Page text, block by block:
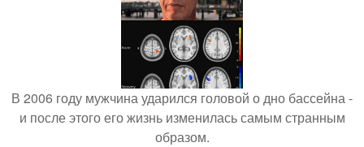
В 2006 году мужчина ударился головой о дно бассейна -
и после этого его жизнь изменилась самым странным
образом.